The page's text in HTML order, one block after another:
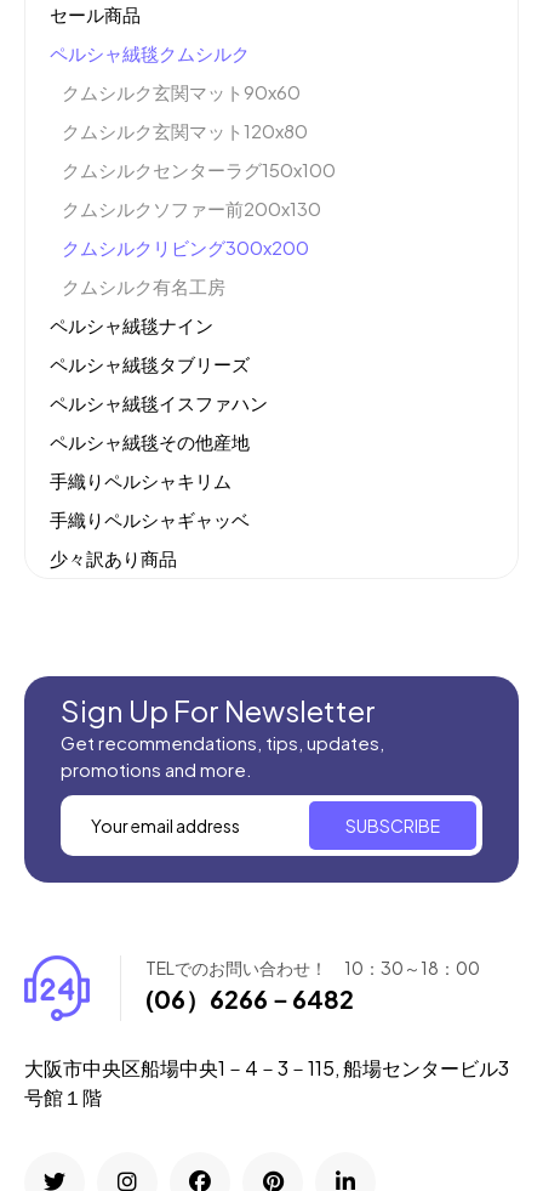
セール商品
ペルシャ絨毯クムシルク
クムシルク玄関マット90x60
クムシルク玄関マット120x80
クムシルクセンターラグ150x100
クムシルクソファー前200x130
クムシルクリビング300x200
クムシルク有名工房
ペルシャ絨毯ナイン
ペルシャ絨毯タブリーズ
ペルシャ絨毯イスファハン
ペルシャ絨毯その他産地
手織りペルシャキリム
手織りペルシャギャッベ
少々訳あり商品
新商品入荷
Sign Up For Newsletter
Get recommendations, tips, updates,
promotions and more.
SUBSCRIBE
TELでのお問い合わせ！ 10：30～18：00
(06）6266－6482
大阪市中央区船場中央1－4－3－115, 船場センタービル3
号館１階